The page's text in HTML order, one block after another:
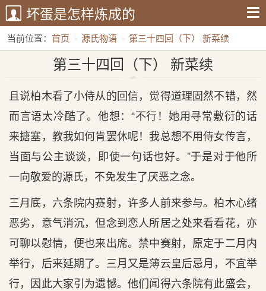
坏蛋是怎样炼成的
当前位置： 首页 源氏物语 第三十四回（下） 新菜续
第三十四回（下） 新菜续
且说柏木看了小侍从的回信，觉得道理固然不错，然
而言语太冷酷了。他想：“不行！她用寻常敷衍的话
来搪塞，教我如何肯罢休呢！我总想不用侍女传言，
当面与公主谈谈，即使一句话也好。”于是对于他所
一向敬爱的源氏，不免发生了厌恶之念。
三月底，六条院内赛射，许多人前来参与。柏木心绪
恶劣，意气消沉，但念到恋人所居之处来看看花，亦
可聊以慰情，便也来出席。禁中赛射，原定于二月内
举行，后来延期了。三月又是薄云皇后忌月，不宜举
行，因此大家引为遗憾。他们闻得六条院有此盛会，